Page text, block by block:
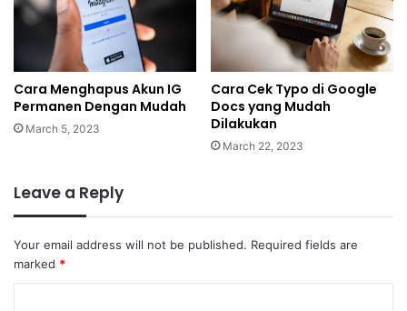
Cara Menghapus Akun IG
Permanen Dengan Mudah
March 5, 2023
Cara Cek Typo di Google
Docs yang Mudah
Dilakukan
March 22, 2023
Leave a Reply
Your email address will not be published. Required fields are
marked *